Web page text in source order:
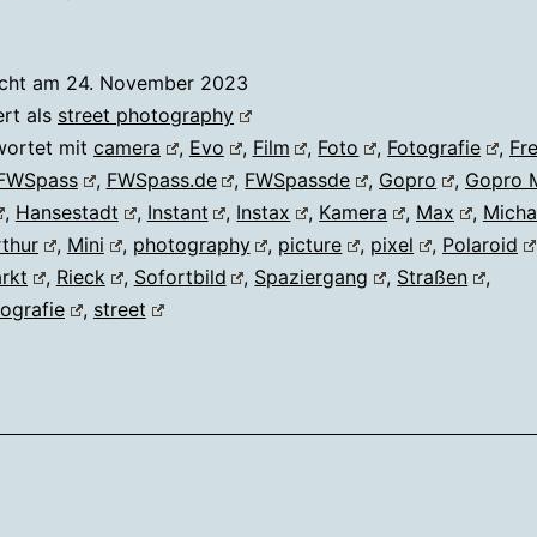
am 24. November 2023
als street photography
mit camera , Evo , Film , Foto , Fotografie ,
, FWSpass.de , FWSpassde , Gopro , Gopro
, Hansestadt , Instant , Instax , Kamera , Max ,
, Mini , photography , picture , pixel , Polaroid
, Rieck , Sofortbild , Spaziergang , Straßen
,
, street